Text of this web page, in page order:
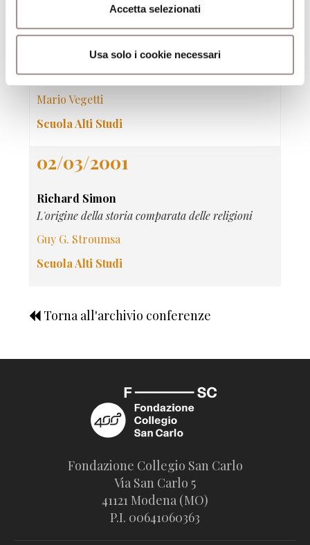
Accetta selezionati
Usa solo i cookie necessari
30/03/2001
L'utopia politica di Platone
Teorie della giustizia nel pensiero antico
Mario Vegetti
Scuola Alti Studi
02/03/2001
Richard Simon
L'origine della storia comparata delle religioni
Guy G. Stroumsa
Scuola Alti Studi
Torna all'archivio conferenze
Fondazione Collegio San Carlo
Via San Carlo 5
41121 Modena (MO)
P.I. 00641060363